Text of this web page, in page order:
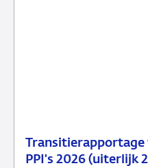
Transitierapportage
PPI's 2026 (uiterlijk
29
Nieuwsbericht